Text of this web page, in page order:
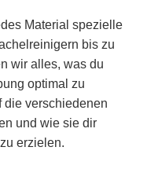
Material spezielle
bis zu
wir alles, was du
optimal zu
die verschiedenen
und wie sie dir
erzielen.